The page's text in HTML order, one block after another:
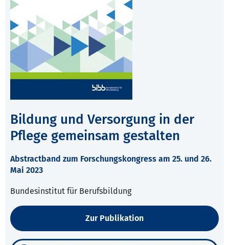
Bildung und Versorgung in der
Pflege gemeinsam gestalten
Abstractband zum Forschungskongress am 25. und 26.
Mai 2023
Bundesinstitut für Berufsbildung
Zur Publikation